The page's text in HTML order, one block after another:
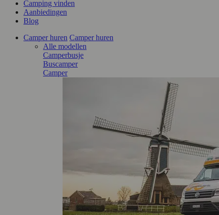
Camping vinden
Aanbiedingen
Blog
Camper huren Camper huren
Alle modellen
Camperbusje
Buscamper
Camper